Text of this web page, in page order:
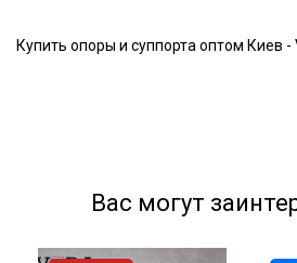
Купить опоры и суппорта оптом Киев
Вас могут